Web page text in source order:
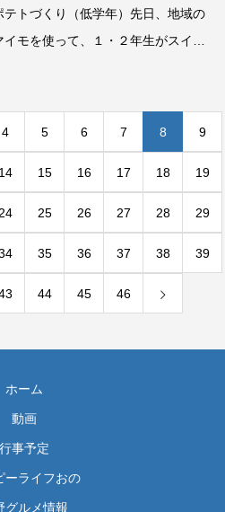
トづくり（低学年）先日、地域の
モを使って、１・２年生がスイー
4 5 6 7 8 9
14 15 16 17 18 19
24 25 26 27 28 29
35 36 37 38 39
44 45 46
ホーム
動画
行事予定
ーライフおの
グルメ情報